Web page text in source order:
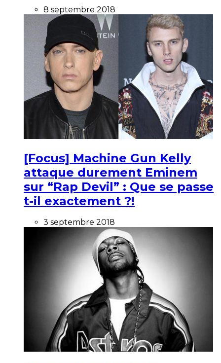
8 septembre 2018
[Focus] Machine Gun Kelly
attaque durement Eminem
sur “Rap Devil” : Que se passe
t-il exactement ?!
3 septembre 2018